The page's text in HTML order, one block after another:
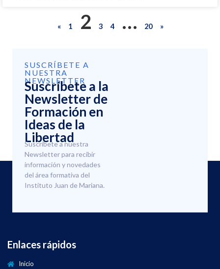
« 1 2 3 4 … 20 »
SUSCRÍBETE A
NUESTRA
NEWSLETTER
Suscríbete a la
Newsletter de
Formación en
Ideas de la
Libertad
Suscríbete a nuestra
Newsletter para recibir
información y novedades
del área formativa del
Instituto Juan de Mariana.
Enlaces rápidos
Inicio